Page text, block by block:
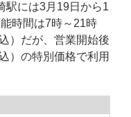
駅には3月19日から1
時間は7時～21時
）だが、営業開始後
）の特別価格で利用